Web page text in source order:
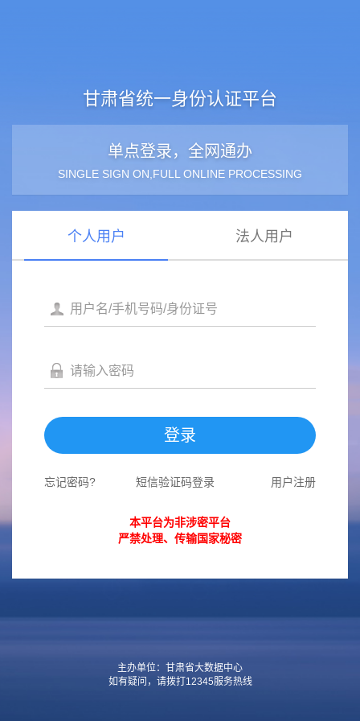
甘肃省统一身份认证平台
单点登录，全网通办
SINGLE SIGN ON,FULL ONLINE PROCESSING
个人用户 法人用户
登录
短信验证码登录 用户注册
忘记密码?
本平台为非涉密平台
严禁处理、传输国家秘密
主办单位：甘肃省大数据中心
如有疑问，请拨打12345服务热线